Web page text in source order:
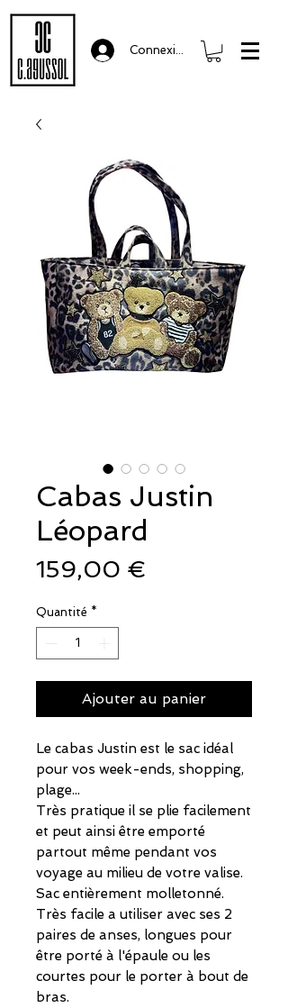
Connexion
Cabas Justin
Léopard
159,00 €
Quantité *
Ajouter au panier
Le cabas Justin est le sac idéal
pour vos week-ends, shopping,
plage...
Très pratique il se plie facilement
et peut ainsi être emporté
partout même pendant vos
voyage au milieu de votre valise.
Sac entièrement molletonné.
Très facile a utiliser avec ses 2
paires de anses, longues pour
être porté à l'épaule ou les
courtes pour le porter à bout de
bras.